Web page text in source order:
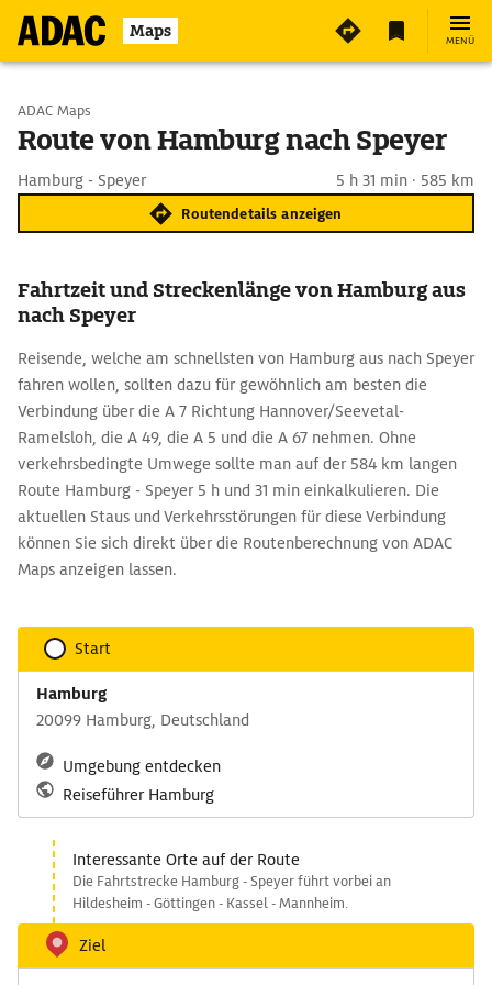
Maps MENÜ
Start wählen
ADAC Maps
Route von Hamburg nach Speyer
Hamburg - Speyer 5 h 31 min · 585 km
Routendetails anzeigen
Fahrtzeit und Streckenlänge von Hamburg aus
nach Speyer
Reisende, welche am schnellsten von Hamburg aus nach Speyer
fahren wollen, sollten dazu für gewöhnlich am besten die
Verbindung über die A 7 Richtung Hannover/Seevetal-
Ramelsloh, die A 49, die A 5 und die A 67 nehmen. Ohne
verkehrsbedingte Umwege sollte man auf der 584 km langen
Route Hamburg - Speyer 5 h und 31 min einkalkulieren. Die
aktuellen Staus und Verkehrsstörungen für diese Verbindung
können Sie sich direkt über die Routenberechnung von ADAC
Maps anzeigen lassen.
Start
Hamburg
20099 Hamburg, Deutschland
Umgebung entdecken
Reiseführer Hamburg
Interessante Orte auf der Route
Die Fahrtstrecke Hamburg - Speyer führt vorbei an
Hildesheim - Göttingen - Kassel - Mannheim.
Ziel